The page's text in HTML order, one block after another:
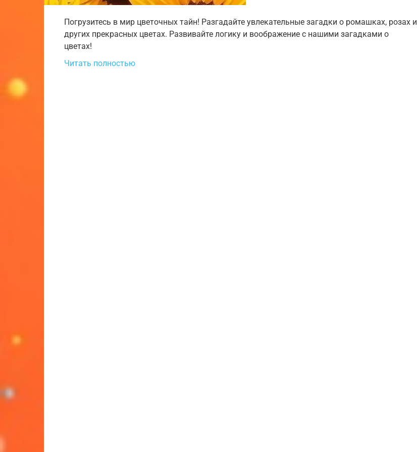
Погрузитесь в мир цветочных тайн! Разгадайте увлекательные загадки о ромашках, розах и
других прекрасных цветах. Развивайте логику и воображение с нашими загадками о
цветах!
Читать полностью